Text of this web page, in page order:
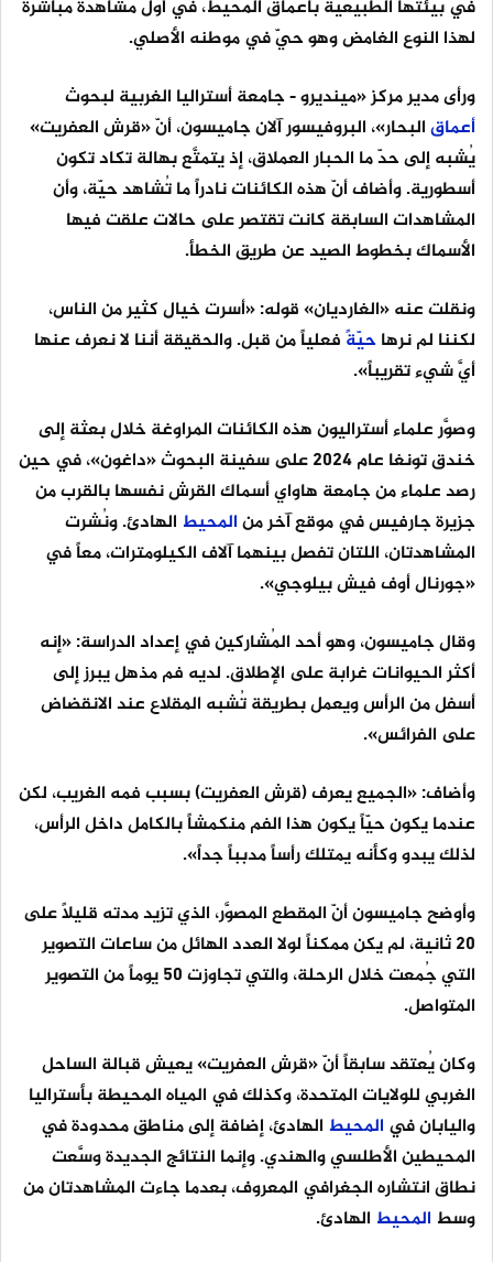
في بيئتها الطبيعية بأعماق المحيط، في أول مشاهدة مباشرة
لهذا النوع الغامض وهو حيّ في موطنه الأصلي.
ورأى مدير مركز «مينديرو - جامعة أستراليا الغربية لبحوث
أعماقالبحار»، البروفيسور آلان جاميسون، أنّ «قرش العفريت»
يُشبه إلى حدّ ما الحبار العملاق، إذ يتمتَّع بهالة تكاد تكون
أسطورية. وأضاف أنّ هذه الكائنات نادراً ما تُشاهد حيّة، وأن
المشاهدات السابقة كانت تقتصر على حالات علقت فيها
الأسماك بخطوط الصيد عن طريق الخطأ.
ونقلت عنه «الغارديان» قوله: «أسرت خيال كثير من الناس،
لكننا لم نرهاحيّةًفعلياً من قبل. والحقيقة أننا لا نعرف عنها
أيَّ شيء تقريباً».
وصوَّر علماء أستراليون هذه الكائنات المراوغة خلال بعثة إلى
خندق تونغا عام 2024 على سفينة البحوث «داغون»، في حين
رصد علماء من جامعة هاواي أسماك القرش نفسها بالقرب من
جزيرة جارفيس في موقع آخر منالمحيط الهادئ. ونُشرت
المشاهدتان، اللتان تفصل بينهما آلاف الكيلومترات، معاً في
«جورنال أوف فيش بيلوجي».
وقال جاميسون، وهو أحد المُشاركين في إعداد الدراسة: «إنه
أكثر الحيوانات غرابة على الإطلاق. لديه فم مذهل يبرز إلى
أسفل من الرأس ويعمل بطريقة تُشبه المقلاع عند الانقضاض
على الفرائس».
وأضاف: «الجميع يعرف (قرش العفريت) بسبب فمه الغريب، لكن
عندما يكون حيّاً يكون هذا الفم منكمشاً بالكامل داخل الرأس،
لذلك يبدو وكأنه يمتلك رأساً مدبباً جداً».
وأوضح جاميسون أنّ المقطع المصوَّر، الذي تزيد مدته قليلاً على
20 ثانية، لم يكن ممكناً لولا العدد الهائل من ساعات التصوير
التي جُمعت خلال الرحلة، والتي تجاوزت 50 يوماً من التصوير
المتواصل.
وكان يُعتقد سابقاً أنّ «قرش العفريت» يعيش قبالة الساحل
الغربي للولايات المتحدة، وكذلك في المياه المحيطة بأستراليا
واليابان في المحيط الهادئ، إضافة إلى مناطق محدودة في
المحيطين الأطلسي والهندي. وإنما النتائج الجديدة وسَّعت
نطاق انتشاره الجغرافي المعروف، بعدما جاءت المشاهدتان من
وسط المحيط الهادئ.